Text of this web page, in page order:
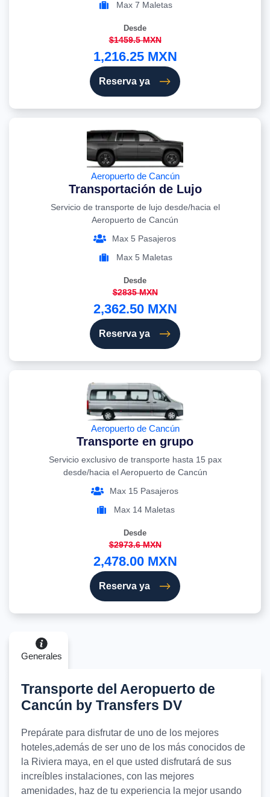
Max 7 Maletas
Desde
$1459.5 MXN
1,216.25 MXN
Reserva ya
Aeropuerto de Cancún
Transportación de Lujo
Servicio de transporte de lujo desde/hacia el
Aeropuerto de Cancún
Max 5 Pasajeros
Max 5 Maletas
Desde
$2835 MXN
2,362.50 MXN
Reserva ya
Aeropuerto de Cancún
Transporte en grupo
Servicio exclusivo de transporte hasta 15 pax
desde/hacia el Aeropuerto de Cancún
Max 15 Pasajeros
Max 14 Maletas
Desde
$2973.6 MXN
2,478.00 MXN
Reserva ya
Generales
Transporte del Aeropuerto de
Cancún by Transfers DV
Prepárate para disfrutar de uno de los mejores
hoteles,además de ser uno de los más conocidos de
la Riviera maya, en el que usted disfrutará de sus
increíbles instalaciones, con las mejores
amenidades, haz de tu experiencia la mejor usando